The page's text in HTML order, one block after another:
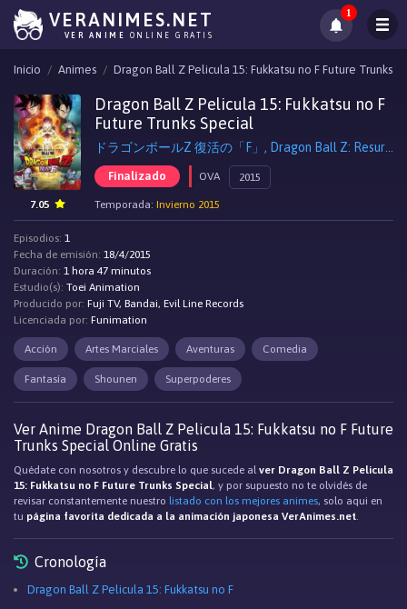
VERANIMES.NET
VER ANIME ONLINE GRATIS
1
Inicio Animes Dragon Ball Z Pelicula 15: Fukkatsu no F Future Trunks
Dragon Ball Z Pelicula 15: Fukkatsu no F
Future Trunks Special
Finalizado OVA 2015
Temporada: Invierno 2015
7.05
Episodios: 1
Fecha de emisión: 18/4/2015
Duración: 1 hora 47 minutos
Estudio(s): Toei Animation
Producido por: Fuji TV, Bandai, Evil Line Records
Licenciada por: Funimation
Acción Artes Marciales Aventuras Comedia
Fantasía Shounen Superpoderes
Ver Anime Dragon Ball Z Pelicula 15: Fukkatsu no F Future
Trunks Special Online Gratis
Quédate con nosotros y descubre lo que sucede alver Dragon Ball Z Pelicula
15: Fukkatsu no F Future Trunks Special, y por supuesto no te olvidés de
revisar constantemente nuestro listado con los mejores animes, solo aqui en
tu página favorita dedicada a la animación japonesa VerAnimes.net.
Cronología
Dragon Ball Z Pelicula 15: Fukkatsu no F